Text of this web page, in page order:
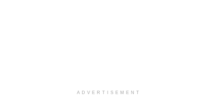
ADVERTISEMENT